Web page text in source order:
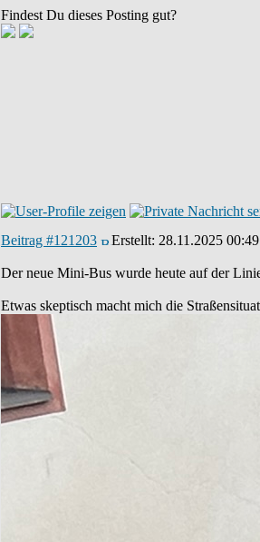
Findest Du dieses Posting gut?
Beitrag #121203 Erstellt: 28.11.2025 00:49
Der neue Mini-Bus wurde heute auf der
Etwas skeptisch macht mich die